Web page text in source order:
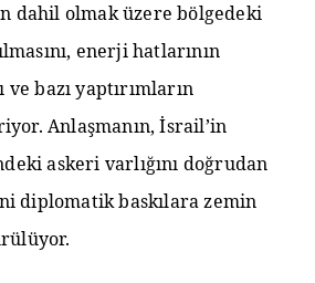
dahil olmak üzere bölgedeki
enerji hatlarının
ve bazı yaptırımların
Anlaşmanın, İsrail’in
askeri varlığını doğrudan
diplomatik baskılara zemin